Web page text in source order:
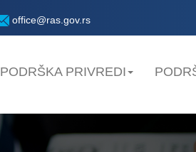
office@ras.gov.rs
PODRŠKA PRIVREDI